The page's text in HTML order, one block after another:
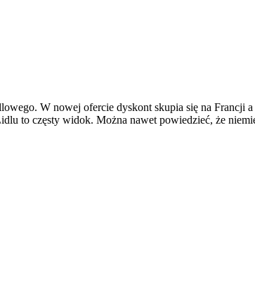
W nowej ofercie dyskont skupia się na Francji a
to częsty widok. Można nawet powiedzieć, że